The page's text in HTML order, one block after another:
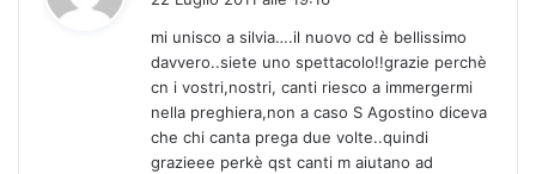
e
t
t
mi unisco a silvia….il nuovo cd è bellissimo
davvero..siete uno spettacolo!!grazie perchè
cn i vostri,nostri, canti riesco a immergermi
nella preghiera,non a caso S Agostino diceva
che chi canta prega due volte..quindi
grazieee perkè qst canti m aiutano ad